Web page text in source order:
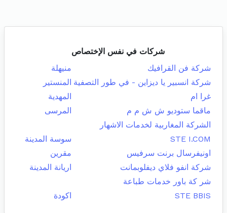
شركات في نفس الإختصاص
شركة فن القرافيك
منيهلة
شركة انسبير يا ديزاين - في طور التصفية المنستير
غرا ام
المهدية
ماقما ستوديو ش ش م م
المرسى
الشركة المغاربية لخدمات الاشهار
STE I.COM
سوسة المدينة
اونيفرسال برنت سرفيس
مقرين
شركة انفو فلاي ديفلوبمانت
اريانة المدينة
شر كة باور خدمات طباعة
STE BBIS
اكودة